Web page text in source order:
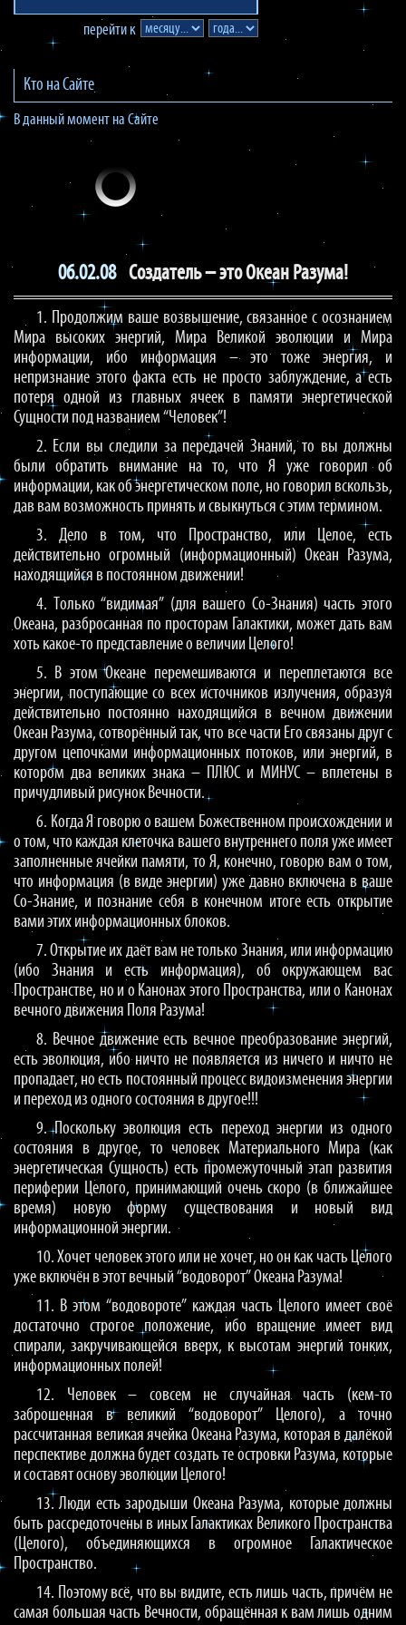
перейти к
Кто на Сайте
В данный момент на Сайте
06.02.08 Создатель – это Океан Разума!
1. Продолжим ваше возвышение, связанное с осознанием
Мира высоких энергий, Мира Великой эволюции и Мира
информации, ибо информация – это тоже энергия, и
непризнание этого факта есть не просто заблуждение, а есть
потеря одной из главных ячеек в памяти энергетической
Сущности под названием “Человек”!
2. Если вы следили за передачей Знаний, то вы должны
были обратить внимание на то, что Я уже говорил об
информации, как об энергетическом поле, но говорил вскользь,
дав вам возможность принять и свыкнуться с этим термином.
3. Дело в том, что Пространство, или Целое, есть
действительно огромный (информационный) Океан Разума,
находящийся в постоянном движении!
4. Только “видимая” (для вашего Со-Знания) часть этого
Океана, разбросанная по просторам Галактики, может дать вам
хоть какое-то представление о величии Целого!
5. В этом Океане перемешиваются и переплетаются все
энергии, поступающие со всех источников излучения, образуя
действительно постоянно находящийся в вечном движении
Океан Разума, сотворённый так, что все части Его связаны друг с
другом цепочками информационных потоков, или энергий, в
котором два великих знака – ПЛЮС и МИНУС – вплетены в
причудливый рисунок Вечности.
6. Когда Я говорю о вашем Божественном происхождении и
о том, что каждая клеточка вашего внутреннего поля уже имеет
заполненные ячейки памяти, то Я, конечно, говорю вам о том,
что информация (в виде энергии) уже давно включена в ваше
Со-Знание, и познание себя в конечном итоге есть открытие
вами этих информационных блоков.
7. Открытие их даёт вам не только Знания, или информацию
(ибо Знания и есть информация), об окружающем вас
Пространстве, но и о Канонах этого Пространства, или о Канонах
вечного движения Поля Разума!
8. Вечное движение есть вечное преобразование энергий,
есть эволюция, ибо ничто не появляется из ничего и ничто не
пропадает, но есть постоянный процесс видоизменения энергии
и переход из одного состояния в другое!!!
9. Поскольку эволюция есть переход энергии из одного
состояния в другое, то человек Материального Мира (как
энергетическая Сущность) есть промежуточный этап развития
периферии Целого, принимающий очень скоро (в ближайшее
время) новую форму существования и новый вид
информационной энергии.
10. Хочет человек этого или не хочет, но он как часть Целого
уже включён в этот вечный “водоворот” Океана Разума!
11. В этом “водовороте” каждая часть Целого имеет своё
достаточно строгое положение, ибо вращение имеет вид
спирали, закручивающейся вверх, к высотам энергий тонких,
информационных полей!
12. Человек – совсем не случайная часть (кем-то
заброшенная в великий “водоворот” Целого), а точно
рассчитанная великая ячейка Океана Разума, которая в далёкой
перспективе должна будет создать те островки Разума, которые
и составят основу эволюции Целого!
13. Люди есть зародыши Океана Разума, которые должны
быть рассредоточены в иных Галактиках Великого Пространства
(Целого), объединяющихся в огромное Галактическое
Пространство.
14. Поэтому всё, что вы видите, есть лишь часть, причём не
самая большая часть Вечности, обращённая к вам лишь одним